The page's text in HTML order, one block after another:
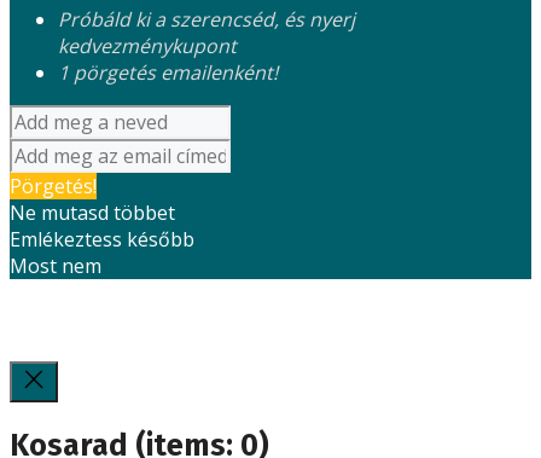
Próbáld ki a szerencséd, és nyerj
kedvezménykupont
1 pörgetés emailenként!
Pörgetés!
Ne mutasd többet
Emlékeztess később
Most nem
Kosarad (items: 0)